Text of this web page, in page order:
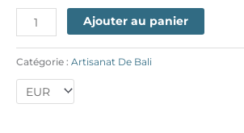
Ajouter au panier
Catégorie : Artisanat De Bali